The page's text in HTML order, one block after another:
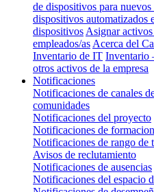
de dispositivos para nuevos
dispositivos automatizados
dispositivos Asignar
empleados/as Acerca del
Inventario de IT Inventario
otros activos de la empresa
Notificaciones
Notificaciones de canales
comunidades
Notificaciones del proyecto
Notificaciones de
Notificaciones de rango de
Avisos de reclutamiento
Notificaciones de ausencias
Notificaciones del espacio